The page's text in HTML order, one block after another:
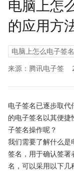
电脑上怎
的应用方
电脑上怎么电子签名
来源：腾讯电子签
电子签名已逐步取
的电子签名以其便
子签名操作呢？
我们需要了解什么是
签名，用于确认签
名，可以采用以下几